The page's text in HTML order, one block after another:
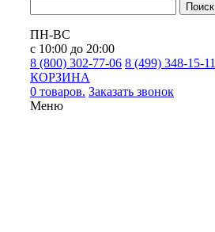
Поиск
ПН-ВС
с 10:00 до 20:00
8 (800) 302-77-06 8 (499) 348-15-11
КОРЗИНА
0 товаров. Заказать звонок
Меню